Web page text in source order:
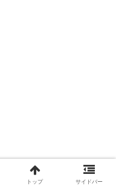
トップ サイドバー